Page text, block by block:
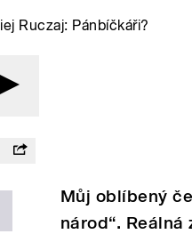
Ruczaj: Pánbíčkáři?
Můj oblíbený
národ“.